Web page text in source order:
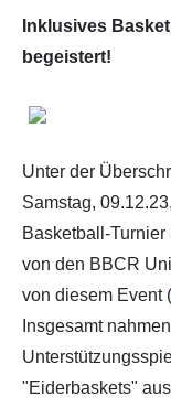
Inklusives
begeistert!
Unter der
Samstag,
Basketball-
von den BBCR
von diesem Event (
Insgesamt
"Eiderbaskets"